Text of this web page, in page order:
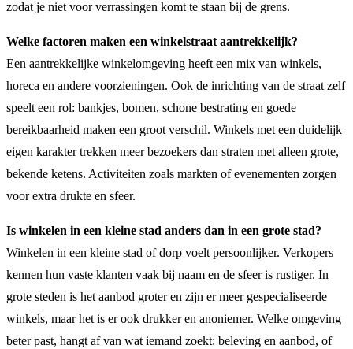
zodat je niet voor verrassingen komt te staan bij de grens.
Welke factoren maken een winkelstraat aantrekkelijk?
Een aantrekkelijke winkelomgeving heeft een mix van winkels,
horeca en andere voorzieningen. Ook de inrichting van de straat zelf
speelt een rol: bankjes, bomen, schone bestrating en goede
bereikbaarheid maken een groot verschil. Winkels met een duidelijk
eigen karakter trekken meer bezoekers dan straten met alleen grote,
bekende ketens. Activiteiten zoals markten of evenementen zorgen
voor extra drukte en sfeer.
Is winkelen in een kleine stad anders dan in een grote stad?
Winkelen in een kleine stad of dorp voelt persoonlijker. Verkopers
kennen hun vaste klanten vaak bij naam en de sfeer is rustiger. In
grote steden is het aanbod groter en zijn er meer gespecialiseerde
winkels, maar het is er ook drukker en anoniemer. Welke omgeving
beter past, hangt af van wat iemand zoekt: beleving en aanbod, of